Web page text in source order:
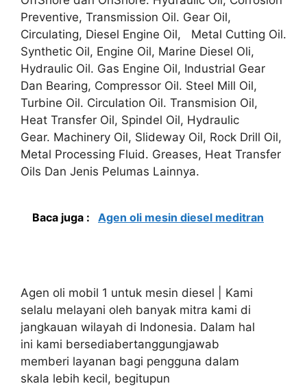
Preventive, Transmission Oil. Gear Oil,
Circulating, Diesel Engine Oil, Metal Cutting Oil.
Synthetic Oil, Engine Oil, Marine Diesel Oli,
Hydraulic Oil. Gas Engine Oil, Industrial Gear
Dan Bearing, Compressor Oil. Steel Mill Oil,
Turbine Oil. Circulation Oil. Transmision Oil,
Heat Transfer Oil, Spindel Oil, Hydraulic
Gear. Machinery Oil, Slideway Oil, Rock Drill Oil,
Metal Processing Fluid. Greases, Heat Transfer
Oils Dan Jenis Pelumas Lainnya.
Baca juga : Agen oli mesin diesel meditran
Agen oli mobil 1 untuk mesin diesel | Kami
selalu melayani oleh banyak mitra kami di
jangkauan wilayah di Indonesia. Dalam hal
ini kami bersediabertanggungjawab
memberi layanan bagi pengguna dalam
skala lebih kecil, begitupun